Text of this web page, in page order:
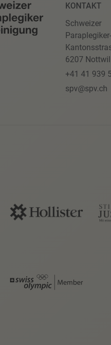
KONTAKT
Schweizer
6207 Nottwil
+41 41 939
spv@spv.ch